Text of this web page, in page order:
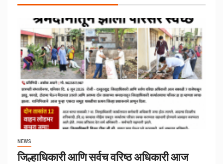
NEWS
जिल्हाधिकारी आणि सर्वच वरिष्ठ अधिकारी आज